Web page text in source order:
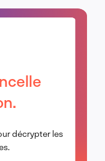
décrypter les